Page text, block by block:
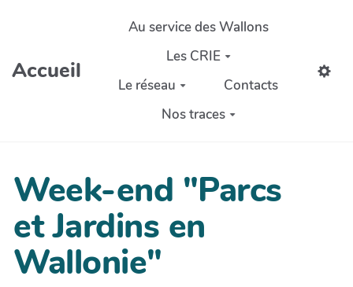
Aller au contenu principal
Accueil
Au service des Wallons
Les CRIE
Le réseau
Contacts
Nos traces
Week-end "Parcs
et Jardins en
Wallonie"